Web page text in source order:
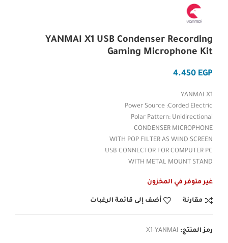
YANMAI X1 USB Condenser Recording
Gaming Microphone Kit
EGP
YANMAI X1
Power Source :Corded Electric
Polar Pattern: Unidirectional
CONDENSER MICROPHONE
WITH POP FILTER AS WIND SCREEN
USB CONNECTOR FOR COMPUTER PC
WITH METAL MOUNT STAND
غير متوفر في المخزون
مقارنة أضف إلى قائمة الرغبات
رمز المنتج: X1-YANMAI